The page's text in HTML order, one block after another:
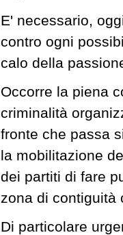
E' necessario,
contro ogni
calo della
Occorre la piena
criminalità
fronte che passa
la mobilitazione
dei partiti di fare
zona di contiguità
Di particolare